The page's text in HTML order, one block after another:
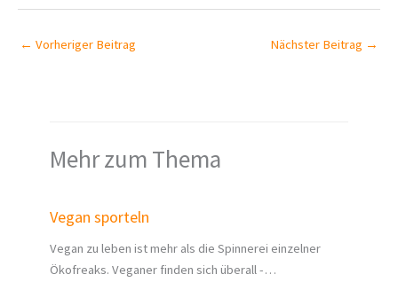
← Vorheriger Beitrag Nächster Beitrag →
Mehr zum Thema
Vegan sporteln
Vegan zu leben ist mehr als die Spinnerei einzelner
Ökofreaks. Veganer finden sich überall -…